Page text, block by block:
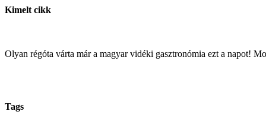
Kimelt cikk
Olyan régóta várta már a magyar vidéki gasztronómia ezt a napot!
Tags